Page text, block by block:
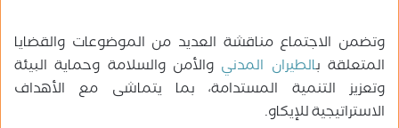
وتضمن الاجتماع مناقشة العديد من الموضوعات والقضايا
المتعلقة بالطيران المدني والأمن والسلامة وحماية البيئة
وتعزيز التنمية المستدامة، بما يتماشى مع الأهداف
الاستراتيجية للإيكاو.